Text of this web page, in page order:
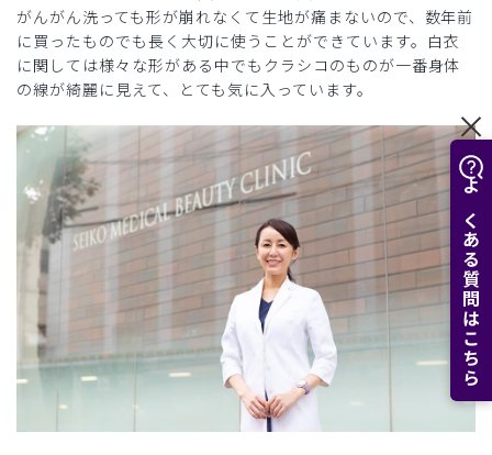
よくある質問はこちら
がんがん洗っても形が崩れなくて生地が痛まないので、数年前
に買ったものでも長く大切に使うことができています。白衣
に関しては様々な形がある中でもクラシコのものが一番身体
の線が綺麗に見えて、とても気に入っています。